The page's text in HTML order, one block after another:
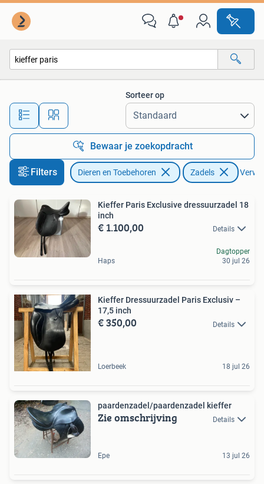
Alle afstanden…
Sorteer op
Bewaar je zoekopdracht
Filters Dieren en Toebehoren Zadels
Kieffer Paris Exclusive dressuurzadel 18
inch
€ 1.100,00 Details
Haps
Dagtopper
30 jul 26
Kieffer Dressuurzadel Paris Exclusiv –
17,5 inch
€ 350,00 Details
Loerbeek 18 jul 26
paardenzadel/paardenzadel kieffer
Zie omschrijving Details
Epe 13 jul 26